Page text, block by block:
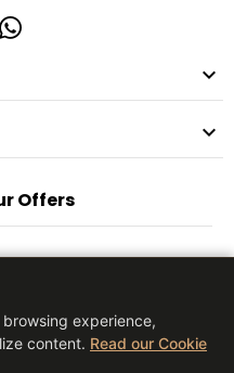


Offers
experience,
content. Read our Cookie